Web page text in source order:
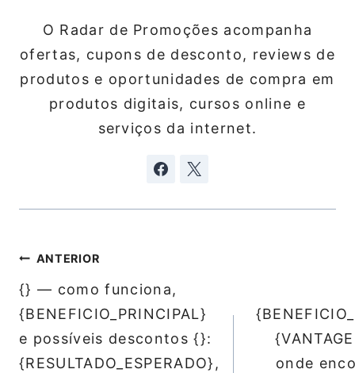
O Radar de Promoções acompanha
ofertas, cupons de desconto, reviews de
produtos e oportunidades de compra em
produtos digitais, cursos online e
serviços da internet.
Navegação
de
Post
ANTERIOR
{} — como funciona,
{BENEFICIO_PRINCIPAL}
e possíveis descontos {}:
{RESULTADO_ESPERADO},
onde